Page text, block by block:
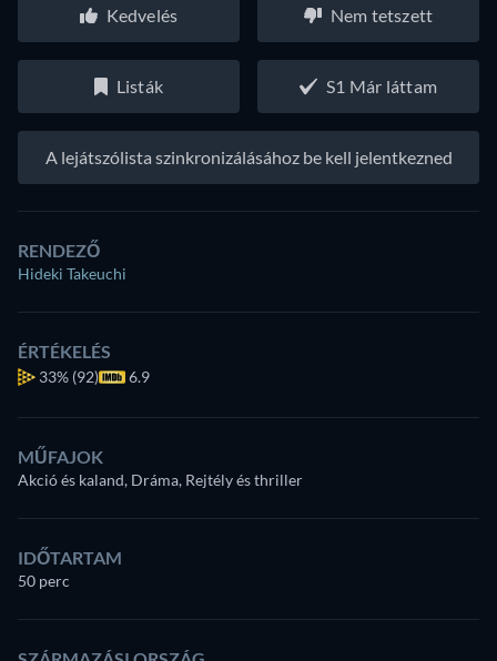
Kedvelés Nem tetszett
Listák S1 Már láttam
A lejátszólista szinkronizálásához be kell jelentkezned
RENDEZŐ
Hideki Takeuchi
ÉRTÉKELÉS
33% (92) 6.9
MŰFAJOK
Akció és kaland, Dráma, Rejtély és thriller
IDŐTARTAM
50 perc